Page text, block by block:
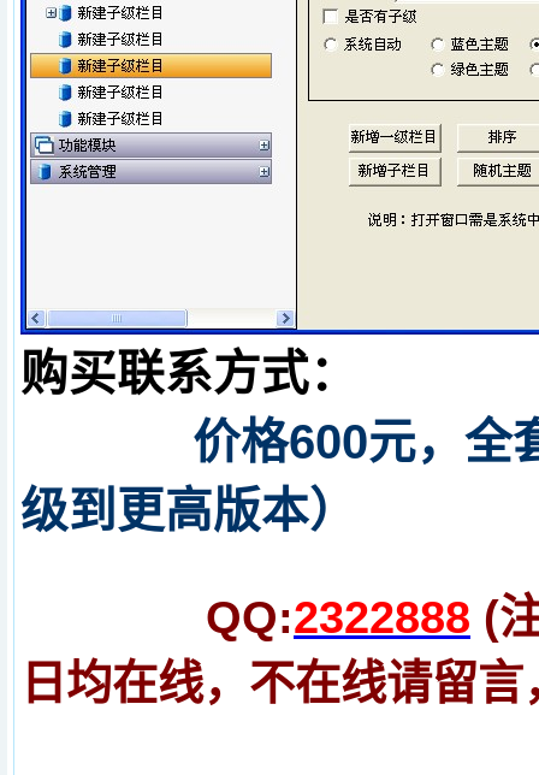
购买联系方式：
价格600元，全
级到更高版本）
QQ:2322888 (
日均在线，不在线请留